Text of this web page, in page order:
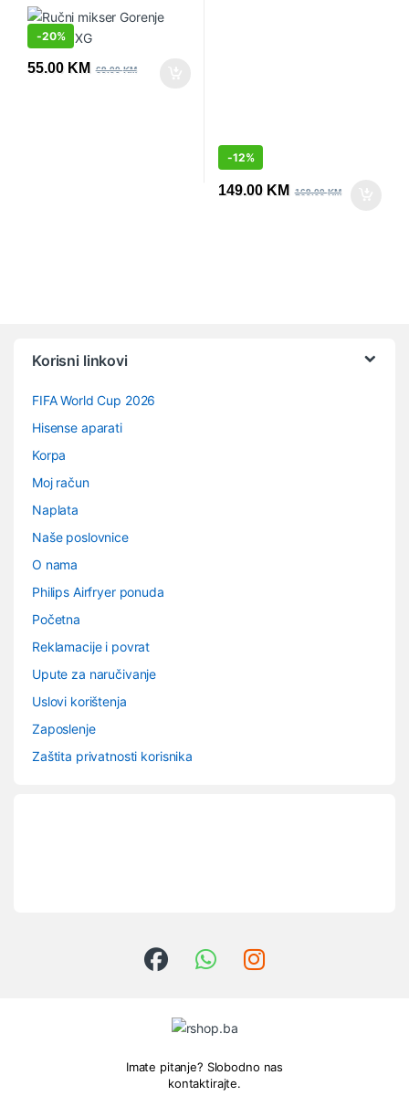
-20%
55.00 KM 69.00KM
-12%
149.00 KM 169.00KM
Korisni linkovi
FIFA World Cup 2026
Hisense aparati
Korpa
Moj račun
Naplata
Naše poslovnice
O nama
Philips Airfryer ponuda
Početna
Reklamacije i povrat
Upute za naručivanje
Uslovi korištenja
Zaposlenje
Zaštita privatnosti korisnika
Imate pitanje? Slobodno nas
kontaktirajte.